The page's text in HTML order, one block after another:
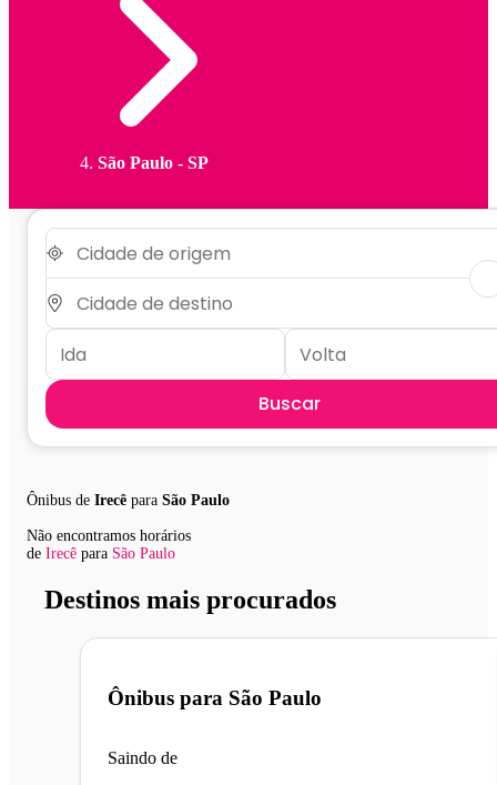
São Paulo - SP
Buscar
Ônibus de Irecê para São Paulo
Não encontramos horários
de Irecê para São Paulo
Destinos mais procurados
Ônibus para São Paulo
Saindo de